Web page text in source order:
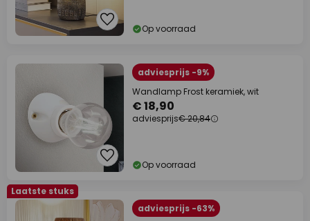
Op voorraad
adviesprijs -9%
Wandlamp Frost keramiek, wit
€ 18,90
adviesprijs€ 20,84
Op voorraad
Laatste stuks
adviesprijs -63%